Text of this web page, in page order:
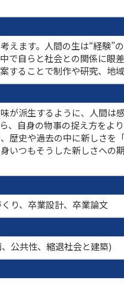
ます。人間の生は“経験”
自らと社会との関係に眼
ることで制作や研究、地
が派生するように、人間
自身の物事の捉え方をよ
史や過去の中に新しさを
つもそうした新しさへの
り、卒業設計、卒業論文
公共性、縮退社会と建築)